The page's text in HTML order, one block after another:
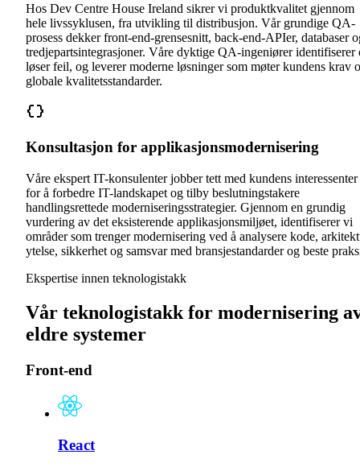
Hos Dev Centre House Ireland sikrer vi produktkvalitet gjennom
hele livssyklusen, fra utvikling til distribusjon. Vår grundige QA-
prosess dekker front-end-grensesnitt, back-end-APIer, databaser
tredjepartsintegrasjoner. Våre dyktige QA-ingeniører identifiserer
løser feil, og leverer moderne løsninger som møter kundens krav
globale kvalitetsstandarder.
Konsultasjon for applikasjonsmodernisering
Våre ekspert IT-konsulenter jobber tett med kundens interessenter
for å forbedre IT-landskapet og tilby beslutningstakere
handlingsrettede moderniseringsstrategier. Gjennom en grundig
vurdering av det eksisterende applikasjonsmiljøet, identifiserer vi
områder som trenger modernisering ved å analysere kode,
ytelse, sikkerhet og samsvar med bransjestandarder og beste
Ekspertise innen teknologistakk
Vår teknologistakk for modernisering
eldre systemer
Front-end
React